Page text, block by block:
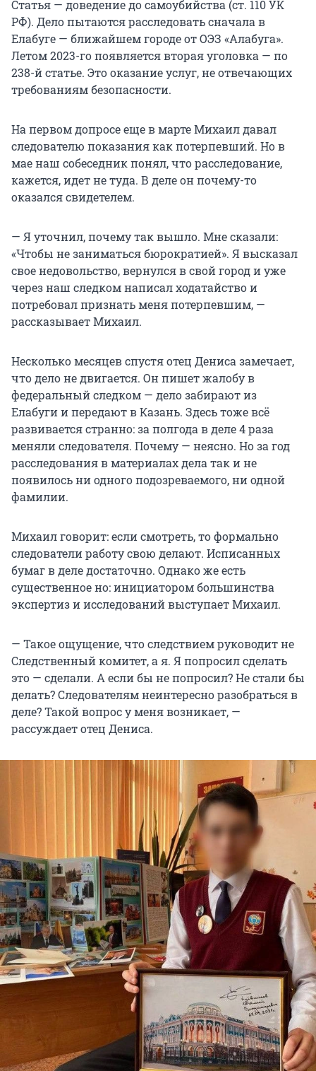
Статья — доведение до самоубийства (ст. 110 УК
РФ). Дело пытаются расследовать сначала в
Елабуге — ближайшем городе от ОЭЗ «Алабуга».
Летом 2023-го появляется вторая уголовка — по
238-й статье. Это оказание услуг, не отвечающих
требованиям безопасности.
На первом допросе еще в марте Михаил давал
следователю показания как потерпевший. Но в
мае наш собеседник понял, что расследование,
кажется, идет не туда. В деле он почему-то
оказался свидетелем.
— Я уточнил, почему так вышло. Мне сказали:
«Чтобы не заниматься бюрократией». Я высказал
свое недовольство, вернулся в свой город и уже
через наш следком написал ходатайство и
потребовал признать меня потерпевшим, —
рассказывает Михаил.
Несколько месяцев спустя отец Дениса замечает,
что дело не двигается. Он пишет жалобу в
федеральный следком — дело забирают из
Елабуги и передают в Казань. Здесь тоже всё
развивается странно: за полгода в деле 4 раза
меняли следователя. Почему — неясно. Но за год
расследования в материалах дела так и не
появилось ни одного подозреваемого, ни одной
фамилии.
Михаил говорит: если смотреть, то формально
следователи работу свою делают. Исписанных
бумаг в деле достаточно. Однако же есть
существенное но: инициатором большинства
экспертиз и исследований выступает Михаил.
— Такое ощущение, что следствием руководит не
Следственный комитет, а я. Я попросил сделать
это — сделали. А если бы не попросил? Не стали бы
делать? Следователям неинтересно разобраться в
деле? Такой вопрос у меня возникает, —
рассуждает отец Дениса.